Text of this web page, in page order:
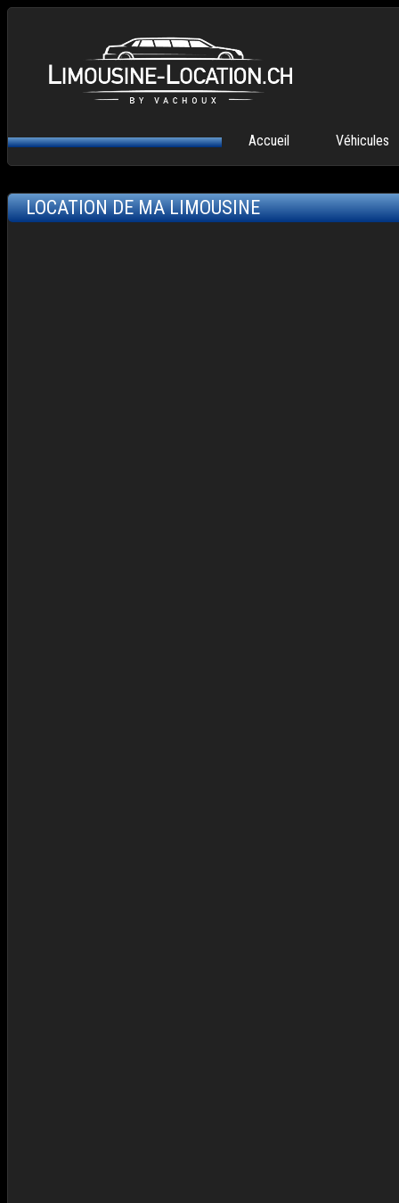
MENU PRINCIPAL Accueil Véhicules
LOCATION DE MA LIMOUSINE